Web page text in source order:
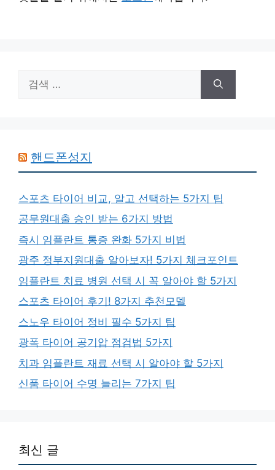
색:
핸드폰성지
스포츠 타이어 비교, 알고 선택하는 5가지 팁
공무원대출 승인 받는 6가지 방법
즉시 임플란트 통증 완화 5가지 비법
광주 정부지원대출 알아보자! 5가지 체크포인트
임플란트 치료 병원 선택 시 꼭 알아야 할 5가지
스포츠 타이어 후기! 8가지 추천모델
스노우 타이어 정비 필수 5가지 팁
광폭 타이어 공기압 점검법 5가지
치과 임플란트 재료 선택 시 알아야 할 5가지
신품 타이어 수명 늘리는 7가지 팁
최신 글